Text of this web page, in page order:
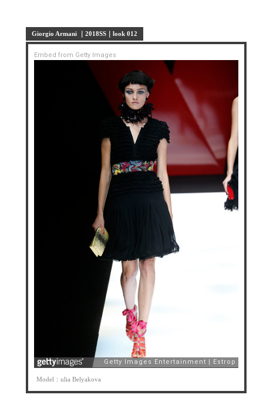
Giorgio Armani ｜2018SS｜look 012
Embed from Getty Images
Model：ulia Belyakova